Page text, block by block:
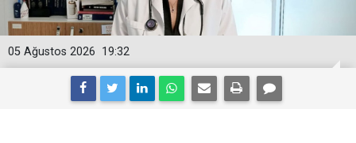
19:32
05 Ağustos 2026